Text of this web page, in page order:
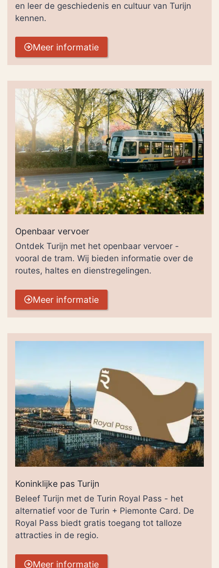
en leer de geschiedenis en cultuur van Turijn
kennen.
Meer informatie
Openbaar vervoer
Ontdek Turijn met het openbaar vervoer -
vooral de tram. Wij bieden informatie over de
routes, haltes en dienstregelingen.
Meer informatie
Koninklijke pas Turijn
Beleef Turijn met de Turin Royal Pass - het
alternatief voor de Turin + Piemonte Card. De
Royal Pass biedt gratis toegang tot talloze
attracties in de regio.
Meer informatie